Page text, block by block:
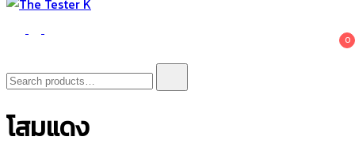
The Tester K
Korean cosmetics 0
Search
for:
โสมแดง